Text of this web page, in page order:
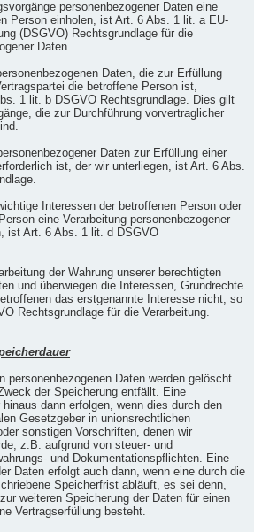
personenbezogener Daten eine
Person einholen, ist Art. 6 Abs. 1 lit. a EU-
(DSGVO) Rechtsgrundlage für die
Daten.
Daten, die zur Erfüllung
die betroffene Person ist,
1 lit. b DSGVO Rechtsgrundlage. Dies gilt
die zur Durchführung vorvertraglicher
Daten zur Erfüllung einer
ist, der wir unterliegen, ist Art. 6 Abs.
Interessen der betroffenen Person oder
eine Verarbeitung personenbezogener
ist Art. 6 Abs. 1 lit. d DSGVO
der Wahrung unserer berechtigten
und überwiegen die Interessen, Grundrechte
das erstgenannte Interesse nicht, so
Rechtsgrundlage für die Verarbeitung.
personenbezogenen Daten werden gelöscht
der Speicherung entfällt. Eine
dann erfolgen, wenn dies durch den
Gesetzgeber in unionsrechtlichen
sonstigen Vorschriften, denen wir
z.B. aufgrund von steuer- und
und Dokumentationspflichten. Eine
Daten erfolgt auch dann, wenn eine durch die
Speicherfrist abläuft, es sei denn,
weiteren Speicherung der Daten für einen
Vertragserfüllung besteht.